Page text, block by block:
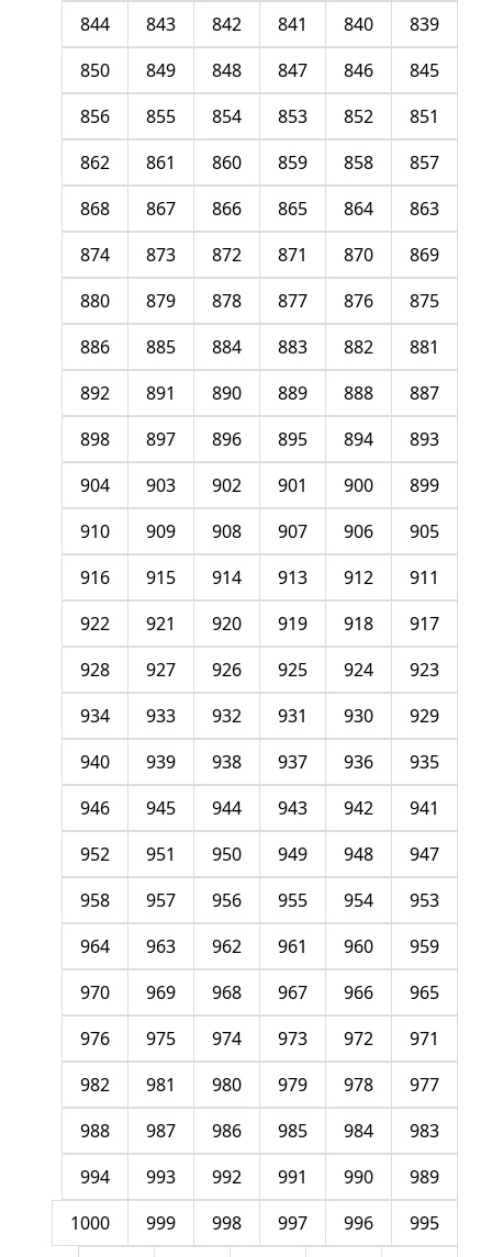
839
840
841
842
843
844
845
846
847
848
849
850
851
852
853
854
855
856
857
858
859
860
861
862
863
864
865
866
867
868
869
870
871
872
873
874
875
876
877
878
879
880
881
882
883
884
885
886
887
888
889
890
891
892
893
894
895
896
897
898
899
900
901
902
903
904
905
906
907
908
909
910
911
912
913
914
915
916
917
918
919
920
921
922
923
924
925
926
927
928
929
930
931
932
933
934
935
936
937
938
939
940
941
942
943
944
945
946
947
948
949
950
951
952
953
954
955
956
957
958
959
960
961
962
963
964
965
966
967
968
969
970
971
972
973
974
975
976
977
978
979
980
981
982
983
984
985
986
987
988
989
990
991
992
993
994
995
996
997
998
999
1000